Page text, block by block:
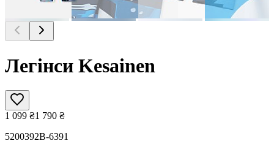
Легінси Kesainen
1 099 ₴1 790 ₴
5200392B-6391